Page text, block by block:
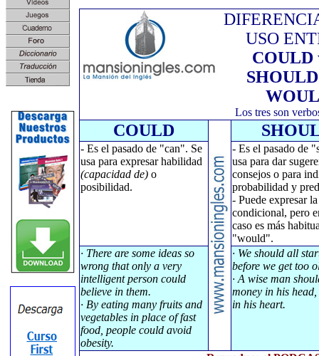
USO
COULD
SHOULD
Los tres son
COULD
- Es el pasado de "can". Se
usa para expresar habilidad
(capacidad de) o
posibilidad.
- Es el pasado de
usa para dar
consejos o para
probabilidad y
- Puede expresar
condicional, pero
caso es más
"would".
· There are some ideas so
wrong that only a very
intelligent person could
believe in them.
· By eating many fruits and
vegetables in place of fast
food, people could avoid
obesity.
· We should all
before we get too
· A wise man
money in his
in his heart.